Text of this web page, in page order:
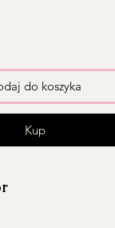
do koszyka
Kup